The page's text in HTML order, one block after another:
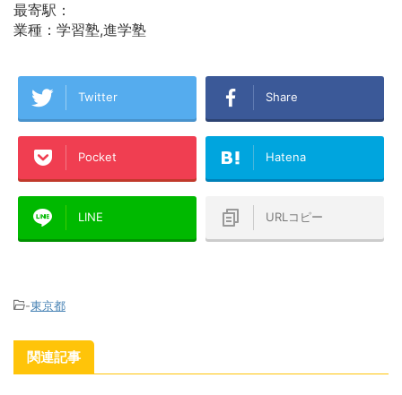
最寄駅：
業種：学習塾,進学塾
Twitter Share
Pocket Hatena
LINE URLコピー
-東京都
関連記事